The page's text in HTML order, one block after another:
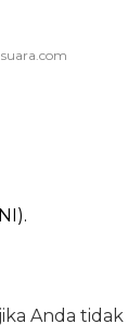
Anda tidak